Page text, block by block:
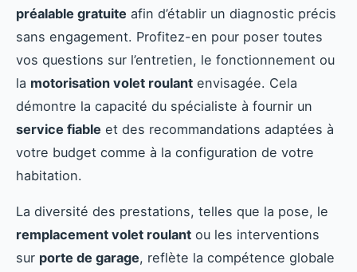
préalable gratuite afin d’établir un diagnostic précis
sans engagement. Profitez-en pour poser toutes
vos questions sur l’entretien, le fonctionnement ou
la motorisation volet roulant envisagée. Cela
démontre la capacité du spécialiste à fournir un
service fiable et des recommandations adaptées à
votre budget comme à la configuration de votre
habitation.
La diversité des prestations, telles que la pose, le
remplacement volet roulant ou les interventions
sur porte de garage, reflète la compétence globale